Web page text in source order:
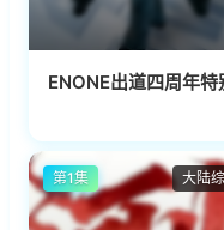
ENONE出道四周年
大陆
第1集